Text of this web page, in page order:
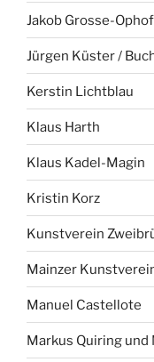
Jakob Grosse-
Jürgen Küster /
Kerstin Lichtblau
Klaus Harth
Klaus Kadel-Magin
Kristin Korz
Kunstverein
Mainzer
Manuel Castellote
Markus Quiring